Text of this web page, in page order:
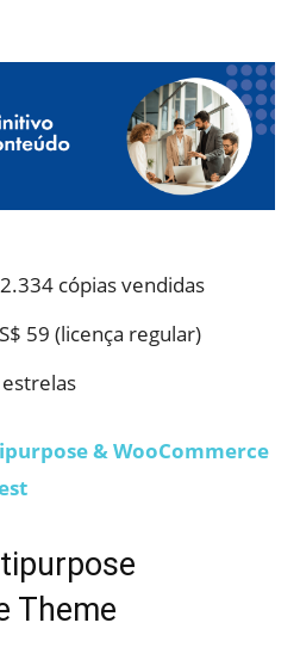
cópias vendidas
59 (licença regular)
& WooCommerce
Theme